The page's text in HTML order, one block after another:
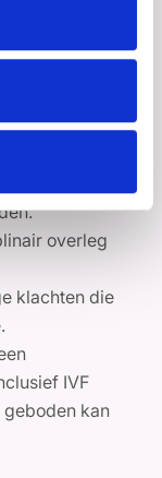
Een level-2
chirurg,
bij:
overleg
klachten die
IVF
geboden kan